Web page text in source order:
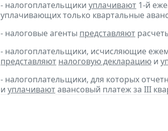
- налогоплательщики уплачивают 1-й
уплачивающих только квартальные
- налоговые агенты представляют
- налогоплательщики, исчисляющие
представляют налоговую декларацию и
- налогоплательщики, для которых
и уплачиваютавансовый платеж за III